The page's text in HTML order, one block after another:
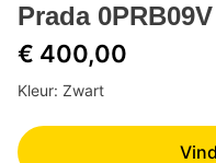
Prada
€ 400,00
Kleur: Zwart